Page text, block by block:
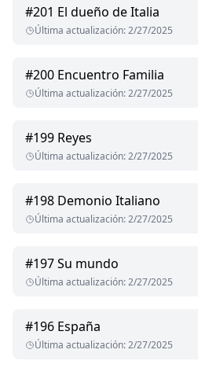
#201 El dueño de Italia
Última actualización:2/27/2025
#200 Encuentro Familia
Última actualización:2/27/2025
#199 Reyes
Última actualización:2/27/2025
#198 Demonio Italiano
Última actualización:2/27/2025
#197Su mundo
Última actualización:2/27/2025
#196 España
Última actualización:2/27/2025